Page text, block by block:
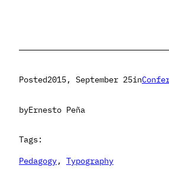
Posted2015, September 25in
byErnesto Peña
Tags:
Pedagogy, Typography